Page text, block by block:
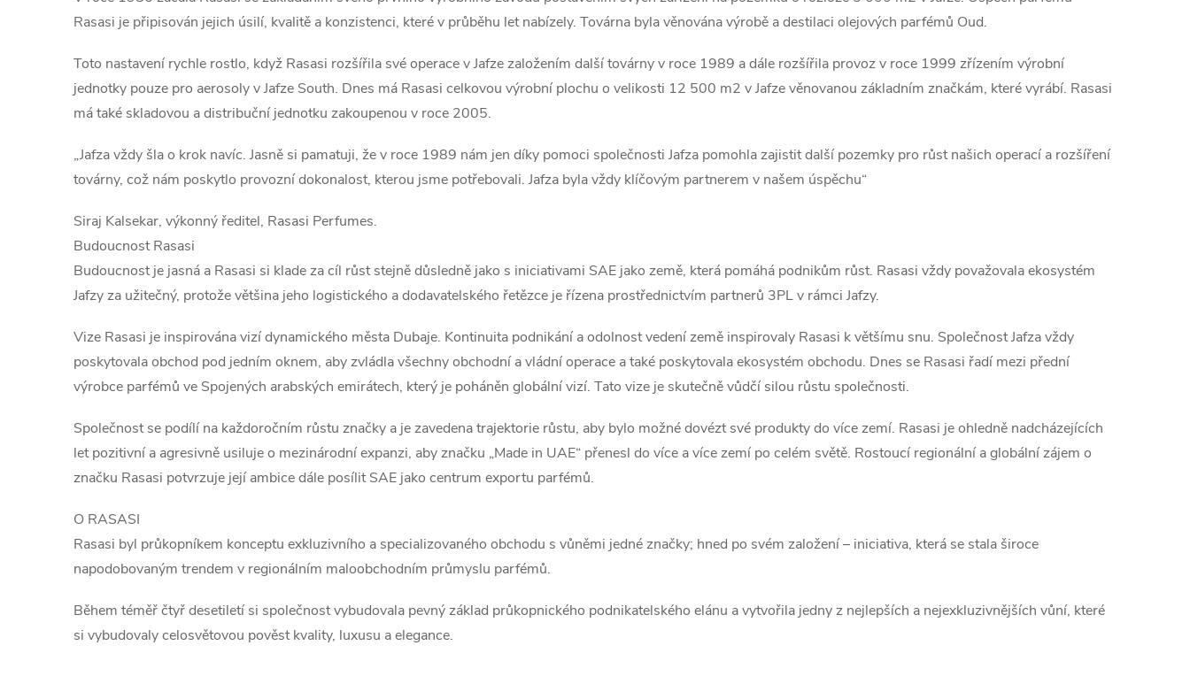
Rasasi je připisován jejich úsilí, kvalitě a konzistenci, které v průběhu let nabízely. Továrna byla věnována výrobě a destilaci olejových parfémů Oud.
Toto nastavení rychle rostlo, když Rasasi rozšířila své operace v Jafze založením další továrny v roce 1989 a dále rozšířila provoz v roce 1999 zřízením výrobní
jednotky pouze pro aerosoly v Jafze South. Dnes má Rasasi celkovou výrobní plochu o velikosti 12 500 m2 v Jafze věnovanou základním značkám, které vyrábí. Rasasi
má také skladovou a distribuční jednotku zakoupenou v roce 2005.
„Jafza vždy šla o krok navíc. Jasně si pamatuji, že v roce 1989 nám jen díky pomoci společnosti Jafza pomohla zajistit další pozemky pro růst našich operací a rozšíření
továrny, což nám poskytlo provozní dokonalost, kterou jsme potřebovali. Jafza byla vždy klíčovým partnerem v našem úspěchu“
Siraj Kalsekar, výkonný ředitel, Rasasi Perfumes.
Budoucnost Rasasi
Budoucnost je jasná a Rasasi si klade za cíl růst stejně důsledně jako s iniciativami SAE jako země, která pomáhá podnikům růst. Rasasi vždy považovala ekosystém
Jafzy za užitečný, protože většina jeho logistického a dodavatelského řetězce je řízena prostřednictvím partnerů 3PL v rámci Jafzy.
Vize Rasasi je inspirována vizí dynamického města Dubaje. Kontinuita podnikání a odolnost vedení země inspirovaly Rasasi k většímu snu. Společnost Jafza vždy
poskytovala obchod pod jedním oknem, aby zvládla všechny obchodní a vládní operace a také poskytovala ekosystém obchodu. Dnes se Rasasi řadí mezi přední
výrobce parfémů ve Spojených arabských emirátech, který je poháněn globální vizí. Tato vize je skutečně vůdčí silou růstu společnosti.
Společnost se podílí na každoročním růstu značky a je zavedena trajektorie růstu, aby bylo možné dovézt své produkty do více zemí. Rasasi je ohledně nadcházejících
let pozitivní a agresivně usiluje o mezinárodní expanzi, aby značku „Made in UAE“ přenesl do více a více zemí po celém světě. Rostoucí regionální a globální zájem o
značku Rasasi potvrzuje její ambice dále posílit SAE jako centrum exportu parfémů.
O RASASI
Rasasi byl průkopníkem konceptu exkluzivního a specializovaného obchodu s vůněmi jedné značky; hned po svém založení – iniciativa, která se stala široce
napodobovaným trendem v regionálním maloobchodním průmyslu parfémů.
Během téměř čtyř desetiletí si společnost vybudovala pevný základ průkopnického podnikatelského elánu a vytvořila jedny z nejlepších a nejexkluzivnějších vůní, které
si vybudovaly celosvětovou pověst kvality, luxusu a elegance.